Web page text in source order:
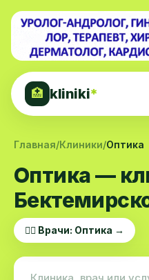
🏥 kliniki*
Главная/Клиники/Оптика
Оптика —
👨‍⚕️ Врачи: Оптика →